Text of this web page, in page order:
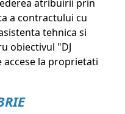
atribuirii prin
a contractului cu
tehnica si
obiectivul "DJ
accese la proprietati